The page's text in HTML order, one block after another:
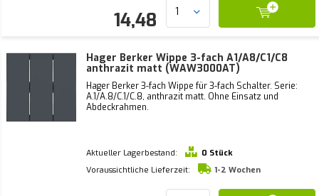
14,48
Hager Berker Wippe 3-fach A1/A8/C1/C8
anthrazit matt (WAW3000AT)
Hager Berker 3-fach Wippe für 3-fach Schalter. Serie:
A.1/A.8/C.1/C.8, anthrazit matt. Ohne Einsatz und
Abdeckrahmen.
Aktueller Lagerbestand:
0 Stück
Voraussichtliche Lieferzeit:
1-2 Wochen